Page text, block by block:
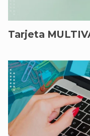
Tarjeta